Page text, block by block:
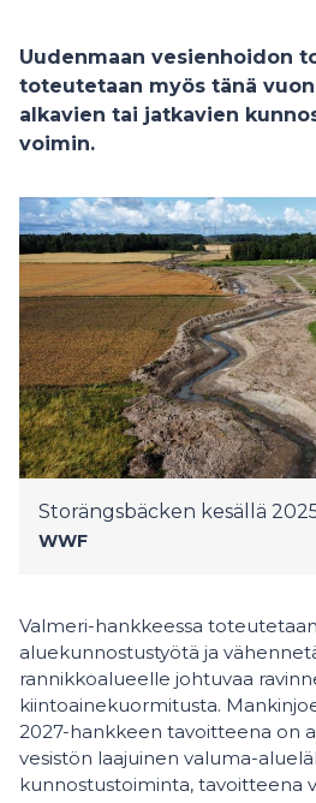
Uudenmaan vesienhoidon
toteutetaan myös tänä
alkavien tai jatkavien
voimin.
Storängsbäcken kesällä
WWF
Valmeri-hankkeessa
aluekunnostustyötä ja
rannikkoalueelle johtuvaa
kiintoainekuormitusta.
2027-hankkeen tavoitteena on
vesistön laajuinen valuma-
kunnostustoiminta, tavoitteena